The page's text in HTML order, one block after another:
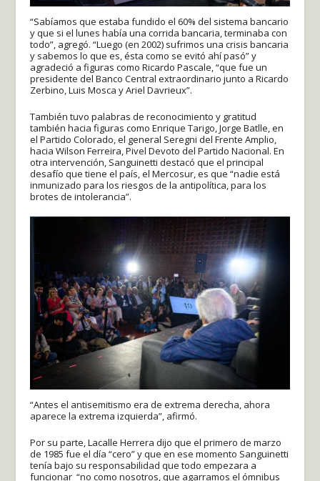
“Sabíamos que estaba fundido el 60% del sistema bancario
y que si el lunes había una corrida bancaria, terminaba con
todo”, agregó. “Luego (en 2002) sufrimos una crisis bancaria
y sabemos lo que es, ésta como se evitó ahí pasó” y
agradeció a figuras como Ricardo Pascale, “que fue un
presidente del Banco Central extraordinario junto a Ricardo
Zerbino, Luis Mosca y Ariel Davrieux”.
También tuvo palabras de reconocimiento y gratitud
también hacia figuras como Enrique Tarigo, Jorge Batlle, en
el Partido Colorado, el general Seregni del Frente Amplio,
hacia Wilson Ferreira, Pivel Devoto del Partido Nacional. En
otra intervención, Sanguinetti destacó que el principal
desafío que tiene el país, el Mercosur, es que “nadie está
inmunizado para los riesgos de la antipolítica, para los
brotes de intolerancia”.
“Antes el antisemitismo era de extrema derecha, ahora
aparece la extrema izquierda”, afirmó.
Por su parte, Lacalle Herrera dijo que el primero de marzo
de 1985 fue el día “cero” y que en ese momento Sanguinetti
tenía bajo su responsabilidad que todo empezara a
funcionar “no como nosotros, que agarramos el ómnibus